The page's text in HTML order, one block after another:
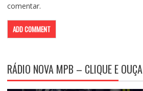
comentar.
RÁDIO NOVA MPB – CLIQUE E OUÇA